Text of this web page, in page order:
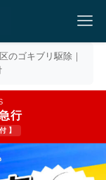
のゴキブリ駆除｜
行
】